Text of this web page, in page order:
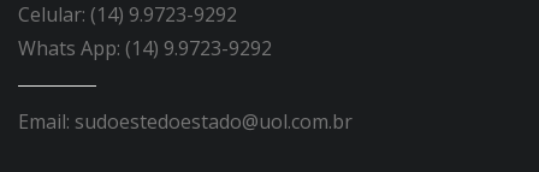
Celular: (14) 9.9723-9292
Whats App: (14) 9.9723-9292
Email: sudoestedoestado@uol.com.br